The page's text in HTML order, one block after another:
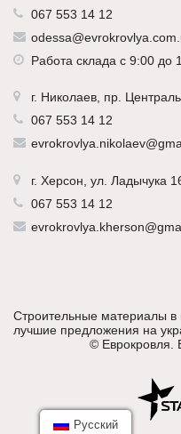
067 553 14 12
Работа склада с 9:00 до
г. Николаев , пр.
067 553 14 12
г. Херсон , ул. Ладычука
067 553 14 12
Строительные материалы в
лучшие предложения на
© Еврокровля
Русский